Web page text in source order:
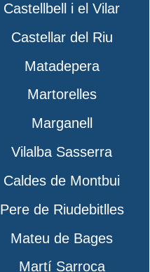
Castellbell i el Vilar
Castellar del Riu
Matadepera
Martorelles
Marganell
Vilalba Sasserra
Caldes de Montbui
Pere de Riudebitlles
Mateu de Bages
Martí Sarroca